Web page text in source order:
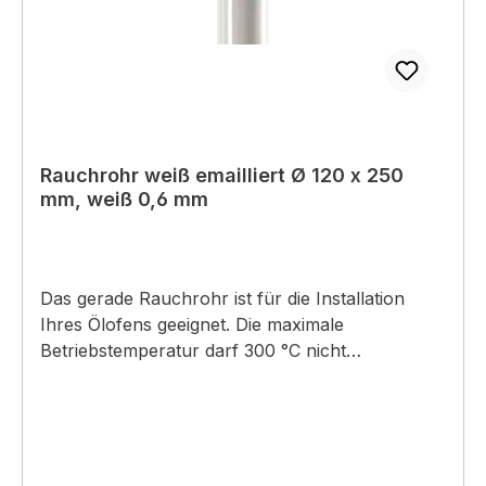
Rauchrohr weiß emailliert Ø 120 x 250
mm, weiß 0,6 mm
Das gerade Rauchrohr ist für die Installation
Ihres Ölofens geeignet. Die maximale
Betriebstemperatur darf 300 °C nicht